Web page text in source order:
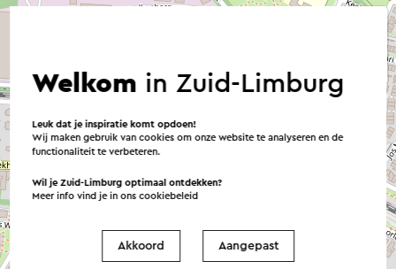
Welkom in Zuid-Limburg
Leuk dat je inspiratie komt opdoen!
Wij maken gebruik van cookies om onze website te analyseren en de
functionaliteit te verbeteren.
Wil je Zuid-Limburg optimaal ontdekken?
Meer info vind je in onscookiebeleid
Akkoord Aangepast